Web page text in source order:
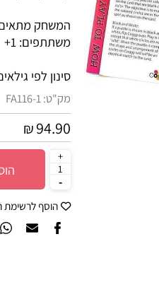
המשחק מתאים
משתתפים: 1+
סינון לפי גילאים :6+
מק"ט: FA116-1
₪ 94.90
הוסף
הוסף לרשימת